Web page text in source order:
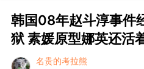
韩国08年赵斗淳事件
狱 素媛原型娜英还活
名贵的考拉熊